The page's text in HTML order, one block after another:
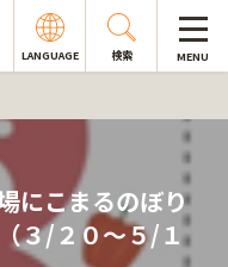
LANGUAGE 検索 MENU
にこまるのぼり
３/２０～５/１